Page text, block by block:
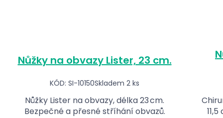
Nůžky na obvazy Lister, 23 cm.
KÓD: SI-10150Skladem 2 ks
Nůžky Lister na obvazy, délka 23 cm.
Bezpečné a přesné stříhání obvazů.